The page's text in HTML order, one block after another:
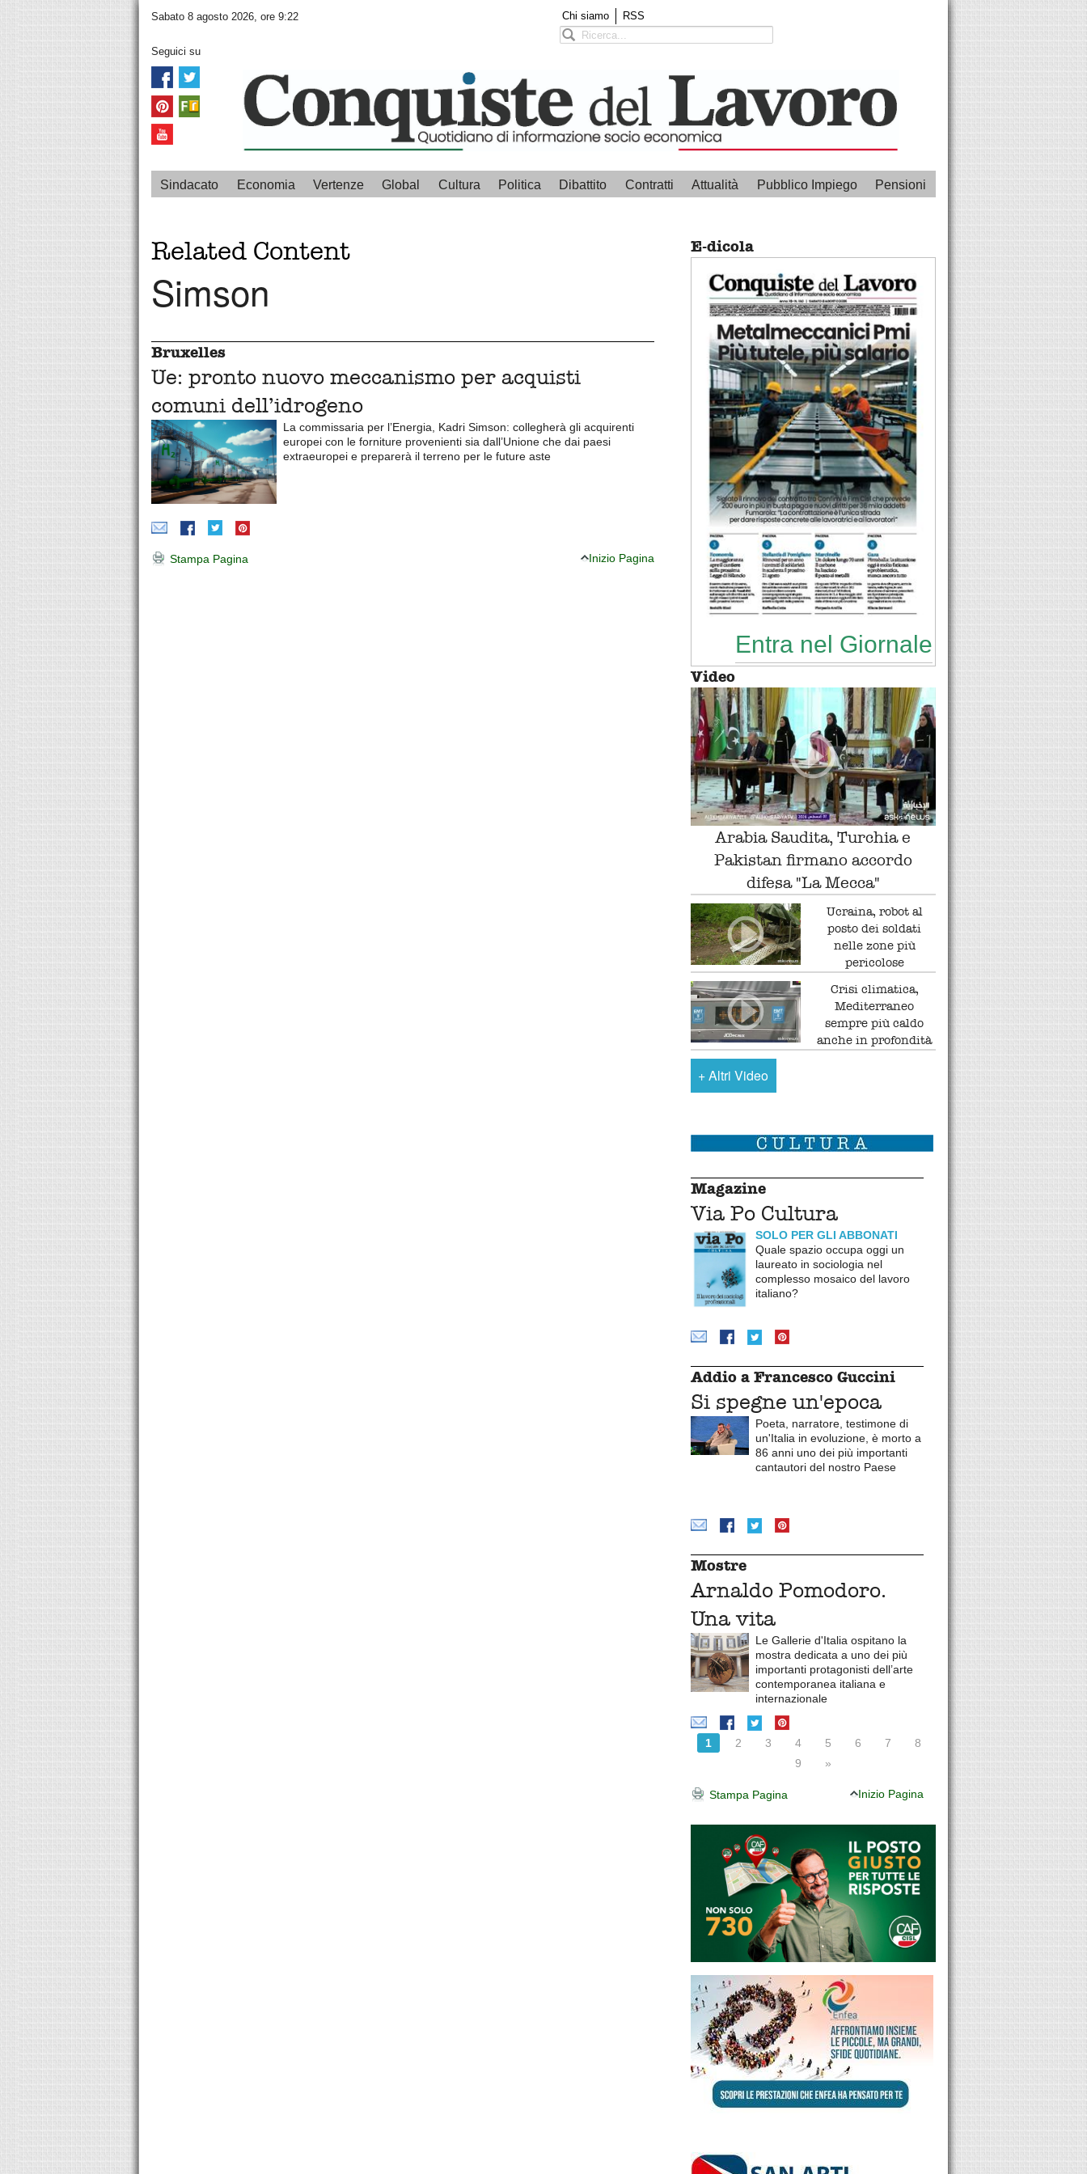
Sabato 8 agosto 2026, ore 9:22 Chi siamo RSS
Seguici su
Sindacato Economia Vertenze Global Cultura Politica Dibattito Contratti Attualità Pubblico Impiego Pensioni
Related Content
Simson
Bruxelles
Ue: pronto nuovo meccanismo per acquisti
comuni dell’idrogeno
La commissaria per l’Energia, Kadri Simson: collegherà gli acquirenti
europei con le forniture provenienti sia dall’Unione che dai paesi
extraeuropei e preparerà il terreno per le future aste
Stampa Pagina Inizio Pagina
E-dicola
Entra nel Giornale
Video
Arabia Saudita, Turchia e
Pakistan firmano accordo
difesa "La Mecca"
Ucraina, robot al
posto dei soldati
nelle zone più
pericolose
Crisi climatica,
Mediterraneo
sempre più caldo
anche in profondità
+Altri Video
Magazine
Via Po Cultura
SOLO PER GLI ABBONATI
Quale spazio occupa oggi un
laureato in sociologia nel
complesso mosaico del lavoro
italiano?
Addio a Francesco Guccini
Si spegne un'epoca
Poeta, narratore, testimone di
un'Italia in evoluzione, è morto a
86 anni uno dei più importanti
cantautori del nostro Paese
Mostre
Arnaldo Pomodoro.
Una vita
Le Gallerie d'Italia ospitano la
mostra dedicata a uno dei più
importanti protagonisti dell’arte
contemporanea italiana e
internazionale
1 2 3 4 5 6 7
8
9
»
Stampa Pagina Inizio Pagina